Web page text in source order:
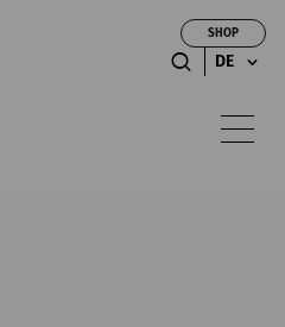
SHOP
DE